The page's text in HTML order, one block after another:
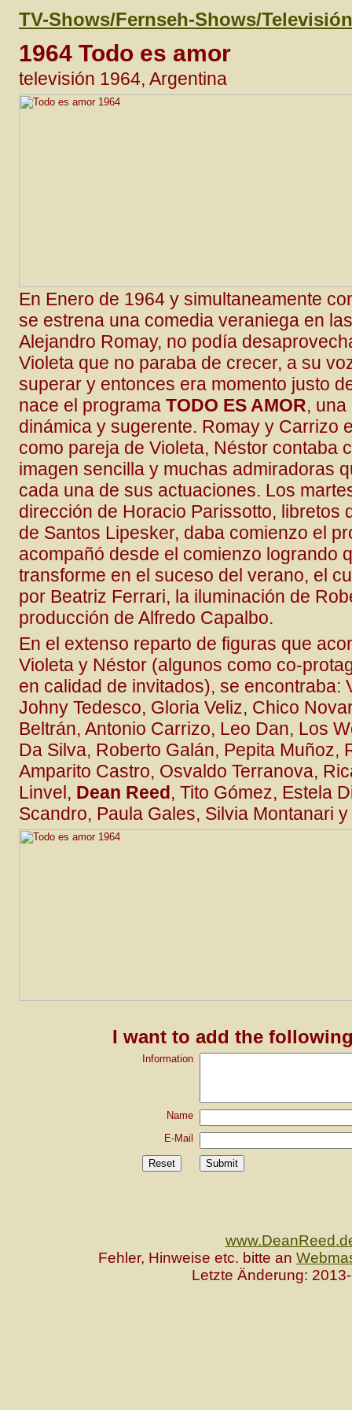
TV-Shows/Fernseh-Shows/
1964 Todo es amor
televisión 1964, Argentina
En Enero de 1964 y simultaneamente
se estrena una comedia veraniega en
Alejandro Romay, no podía
Violeta que no paraba de crecer, a su
superar y entonces era momento justo
nace el programa TODO ES AMOR,
dinámica y sugerente. Romay y Carrizo
como pareja de Violeta, Néstor contaba
imagen sencilla y muchas admiradoras
cada una de sus actuaciones. Los
dirección de Horacio Parissotto, libretos
de Santos Lipesker, daba comienzo el
acompañó desde el comienzo logrando
transforme en el suceso del verano, el
por Beatriz Ferrari, la iluminación de
producción de Alfredo Capalbo.
En el extenso reparto de figuras que
Violeta y Néstor (algunos como co-
en calidad de invitados), se encontraba:
Johny Tedesco, Gloria Veliz, Chico
Beltrán, Antonio Carrizo, Leo Dan, Los
Da Silva, Roberto Galán, Pepita Muñoz,
Amparito Castro, Osvaldo Terranova,
Linvel, Dean Reed, Tito Gómez, Estela
Scandro, Paula Gales, Silvia Montanari
I want to add the
Information
Name
E-Mail
Fehler, Hinweise etc. bitte an
Letzte Änderung: